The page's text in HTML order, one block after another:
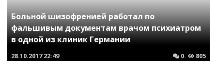
Больной шизофренией работал по
фальшивым документам врачом психиатром
в одной из клиник Германии
28.10.2017 22:49 0 805